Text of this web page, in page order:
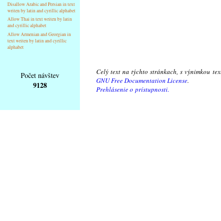
Disallow Arabic and Persian in text
writen by latin and cyrillic alphabet
Allow Thai in text writen by latin
and cyrillic alphabet
Allow Armenian and Georgian in
text writen by latin and cyrillic
alphabet
Počet návštev
9128
Celý text na týchto stránkach, s výnimkou
GNU Free Documentation License.
Prehlásenie o prístupnosti.